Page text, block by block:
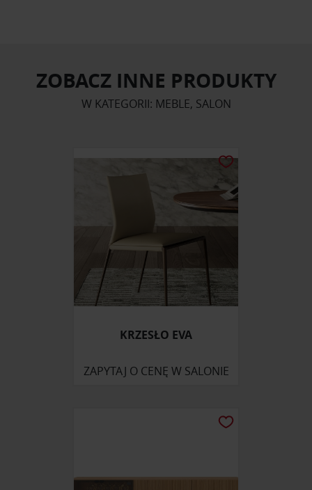
ZOBACZ INNE PRODUKTY
W KATEGORII: MEBLE, SALON
KRZESŁO EVA
ZAPYTAJ O CENĘ W SALONIE